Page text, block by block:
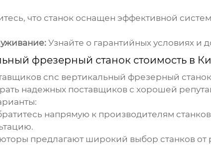
что станок оснащен эффективной
Узнайте о гарантийных условиях и
фрезерный станок стоимость в
cnc вертикальный фрезерный
надежных поставщиков с хорошей
напрямую к производителям
предлагают широкий выбор станков от